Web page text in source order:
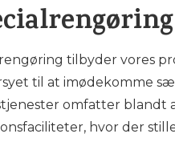
tilbyder vores
til at imødekomme
omfatter blandt
hvor der